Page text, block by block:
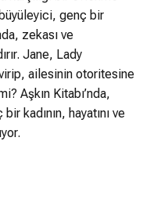
büyüleyici, genç bir
zekası ve
Jane, Lady
ailesinin otoritesine
Aşkın Kitabı’nda,
kadının, hayatını ve